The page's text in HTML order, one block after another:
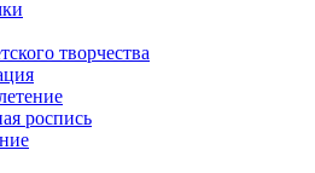
творчества
роспись